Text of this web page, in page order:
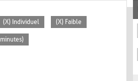
(X) Individuel (X) Faible